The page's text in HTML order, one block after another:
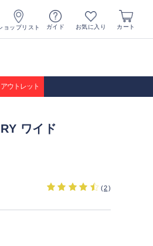
ョップリスト ガイド お気に入り カート
アウトレット
ワイド
(2)